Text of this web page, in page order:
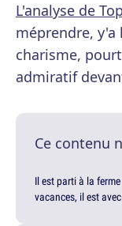
L'analyse de
méprendre, y'a
charisme,
admiratif
Ce contenu
Il est parti à la
vacances, il est